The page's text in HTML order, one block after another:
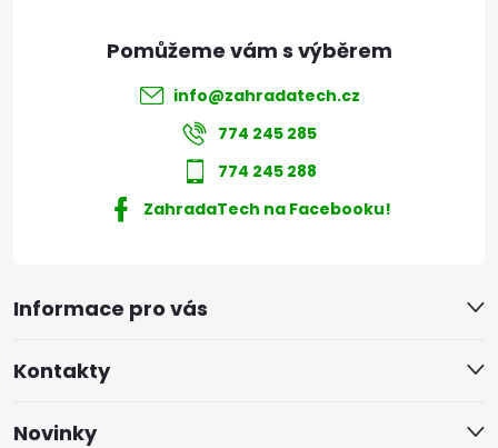
Informace pro vás
Kontakty
Novinky
info@zahradatech.cz
774 245 285
774 245 288
ZahradaTech na Facebooku!